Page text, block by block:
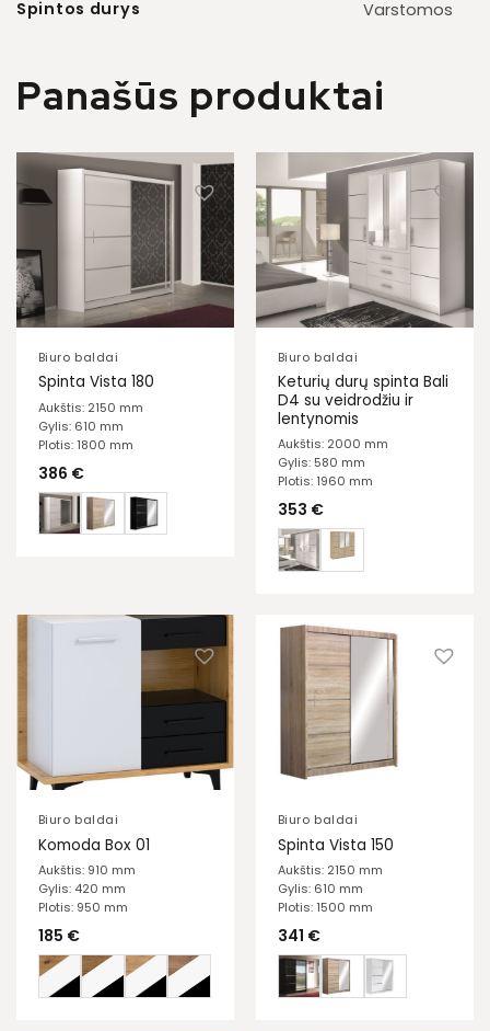
Spintos durys Varstomos
Panašūs produktai
Biuro baldai
Spinta Vista 180
Aukštis: 2150 mm
Gylis: 610 mm
Plotis: 1800 mm
386 €
Biuro baldai
Keturių durų spinta Bali
D4 su veidrodžiu ir
lentynomis
Aukštis: 2000 mm
Gylis: 580 mm
Plotis: 1960 mm
353 €
Biuro baldai
Komoda Box 01
Aukštis: 910 mm
Gylis: 420 mm
Plotis: 950 mm
185 €
Biuro baldai
Spinta Vista 150
Aukštis: 2150 mm
Gylis: 610 mm
Plotis: 1500 mm
341 €